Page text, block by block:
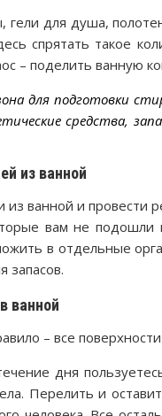
для душа,
спрятать такое
– поделить ванную
для подготовки
средства,
из ванной
ванной и провести
вам не подошли
в отдельные
запасов.
ванной
– все
дня
Перелить и